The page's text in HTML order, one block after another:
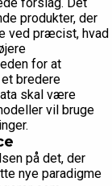
produkter, der
ved præcist, hvad
for at
bredere
skal være
vil bruge
på det, der
nye paradigme